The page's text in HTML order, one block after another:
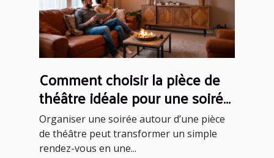
Comment choisir la pièce de
théâtre idéale pour une soirée
réussie ?
Organiser une soirée autour d’une pièce
de théâtre peut transformer un simple
rendez-vous en une...